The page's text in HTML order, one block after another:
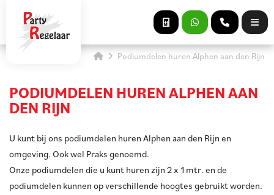
Podiumdelen huren Alphen aan den Rijn
PODIUMDELEN HUREN ALPHEN AAN
DEN RIJN
U kunt bij ons podiumdelen huren Alphen aan den Rijn en
omgeving. Ook wel Praks genoemd.
Onze podiumdelen die u kunt huren zijn 2 x 1 mtr. en de
podiumdelen kunnen op verschillende hoogtes gebruikt worden.